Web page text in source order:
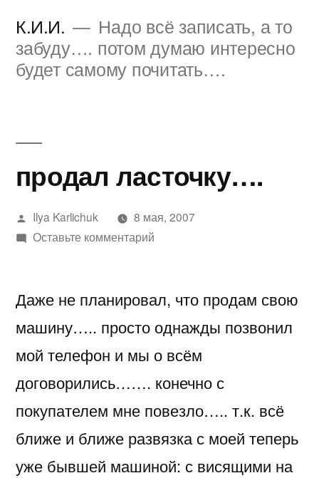
содержимому
К.И.И.
Надо всё записать, а то
забуду…. потом думаю интересно
будет самому почитать….
продал ласточку….
Написано
автором
Ilya Karlichuk
8 мая, 2007
Оставьте комментарийк
Даже не планировал, что продам свою
машину….. просто однажды позвонил
мой телефон и мы о всём
договорились……. конечно с
покупателем мне повезло….. т.к. всё
ближе и ближе развязка с моей теперь
уже бывшей машиной: с висящими на